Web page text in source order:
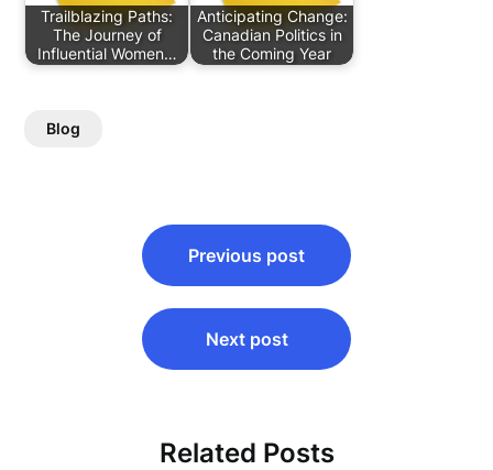
Trailblazing Paths:
The Journey of
Influential Women…
Anticipating Change:
Canadian Politics in
the Coming Year
Blog
navigation
Previous post
Next post
Related Posts